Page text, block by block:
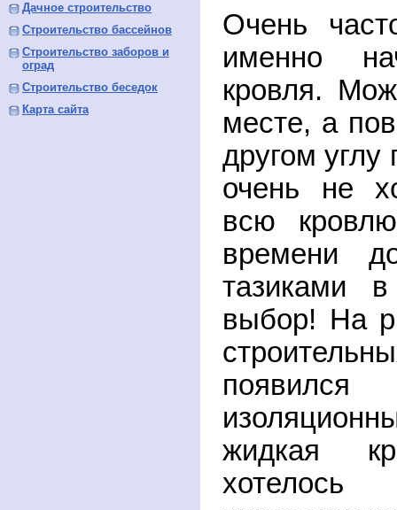
Дачное строительство
Строительство бассейнов
Строительство заборов и
оград
Строительство беседок
Карта сайта
Очень
именно
кровля.
месте, а
другом
очень не
всю
времени
тазиками
выбор! На
жидкая